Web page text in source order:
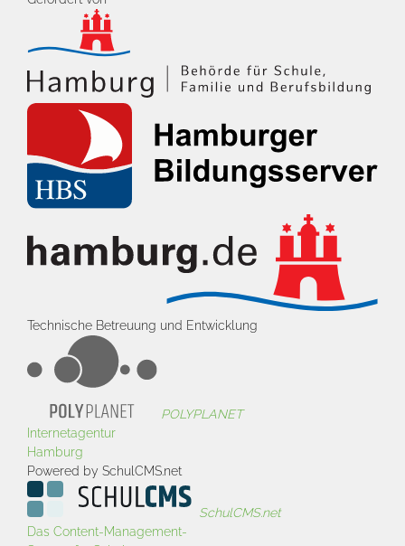
Technische Betreuung und Entwicklung
POLYPLANET
Internetagentur
Hamburg
Powered by SchulCMS.net
SchulCMS.net
Das Content-Management-